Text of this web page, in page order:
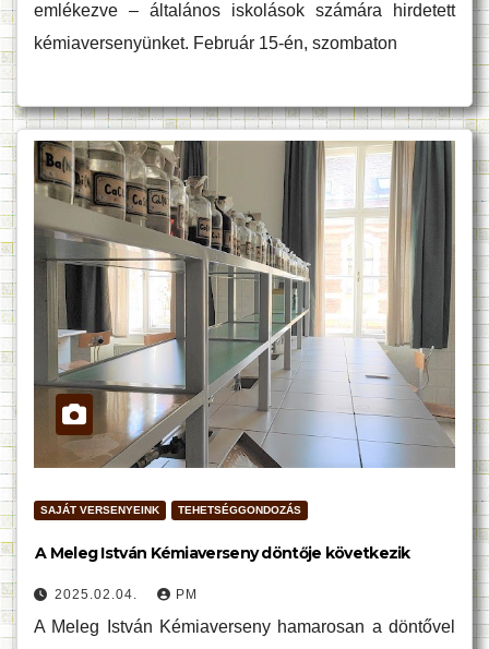
emlékezve – általános iskolások számára hirdetett
kémiaversenyünket. Február 15-én, szombaton
SAJÁT VERSENYEINK TEHETSÉGGONDOZÁS
A Meleg István Kémiaverseny döntője következik
2025.02.04. PM
A Meleg István Kémiaverseny hamarosan a döntővel